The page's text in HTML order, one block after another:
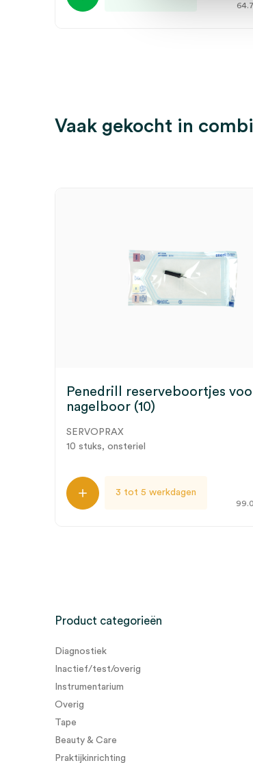
Vaak gekocht in
Penedrill reserveboortjes
nagelboor (10)
SERVOPRAX
10 stuks, onsteriel
3 tot 5 werkdagen
Product categorieën
Diagnostiek
Inactief/test/overig
Instrumentarium
Overig
Tape
Beauty & Care
Praktijkinrichting